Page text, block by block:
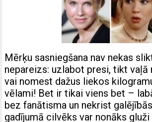
Mērķu sasniegšana nav nekas
nepareizs: uzlabot presi, tikt vaļā
vai nomest dažus liekos
vēlami! Bet ir tikai viens bet –
bez fanātisma un nekrist
gadījumā cilvēks var nonāks